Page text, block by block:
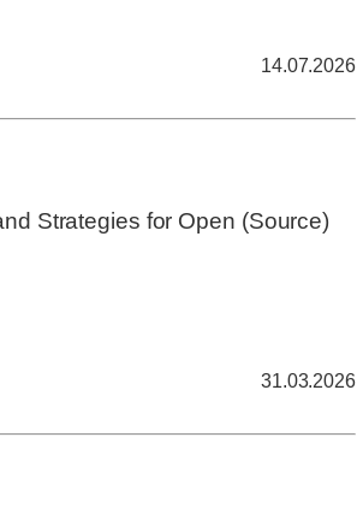
14.07.2026
Strategies for Open (Source)
31.03.2026